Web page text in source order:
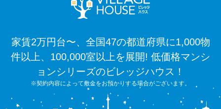
家賃2万円台〜、全国47の都道府県に1,000物
件以上、100,000室以上を展開! 低価格マンシ
ョンシリーズのビレッジハウス！
※契約内容によって敷金をお預かりする場合がございます。